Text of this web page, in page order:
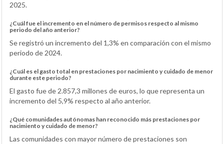
2025.
¿Cuál fue el incremento en el número de permisos respecto al mismo
periodo del año anterior?
Se registró un incremento del 1,3% en comparación con el mismo
periodo de 2024.
¿Cuál es el gasto total en prestaciones por nacimiento y cuidado de menor
durante este periodo?
El gasto fue de 2.857,3 millones de euros, lo que representa un
incremento del 5,9% respecto al año anterior.
¿Qué comunidades autónomas han reconocido más prestaciones por
nacimiento y cuidado de menor?
Las comunidades con mayor número de prestaciones son